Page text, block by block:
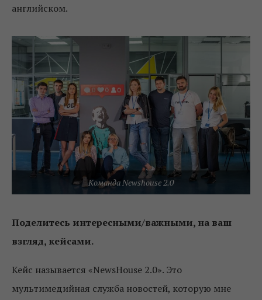
английском.
Команда Newshouse 2.0
Поделитесь интересными/важными, на ваш
взгляд, кейсами.
Кейс называется «NewsHouse 2.0». Это
мультимедийная служба новостей, которую мне